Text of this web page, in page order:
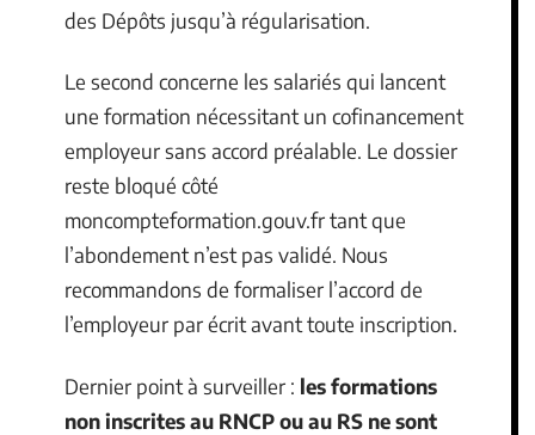
des Dépôts jusqu’à régularisation.
Le second concerne les salariés qui lancent
une formation nécessitant un cofinancement
employeur sans accord préalable. Le dossier
reste bloqué côté
moncompteformation.gouv.fr tant que
l’abondement n’est pas validé. Nous
recommandons de formaliser l’accord de
l’employeur par écrit avant toute inscription.
Dernier point à surveiller : les formations
non inscrites au RNCP ou au RS ne sont